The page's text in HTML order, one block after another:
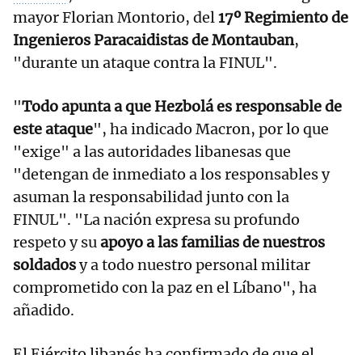
mayor Florian Montorio, del17º Regimiento de
Ingenieros Paracaidistas de Montauban,
"durante un ataque contra la FINUL".
"Todo apunta a que Hezbolá es responsable de
este ataque", ha indicado Macron, por lo que
"exige" a las autoridades libanesas que
"detengan de inmediato a los responsables y
asuman la responsabilidad junto con la
FINUL". "La nación expresa su profundo
respeto y suapoyo a las familias de nuestros
soldadosy a todo nuestro personal militar
comprometido con la paz en el Líbano", ha
añadido.